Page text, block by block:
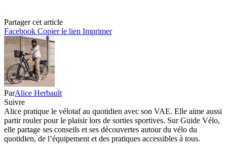
Partager cet article
Facebook Copier le lien Imprimer
ParAlice Herbault
Suivre
Alice pratique le vélotaf au quotidien avec son VAE. Elle aime aussi
partir rouler pour le plaisir lors de sorties sportives. Sur Guide Vélo,
elle partage ses conseils et ses découvertes autour du vélo du
quotidien, de l’équipement et des pratiques accessibles à tous.